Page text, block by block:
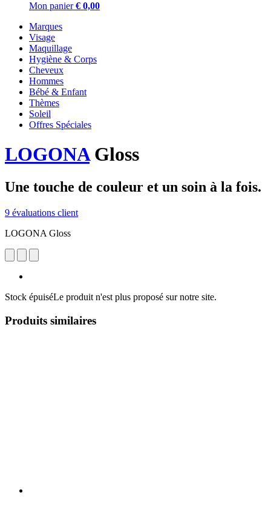
Mon panier € 0,00
Marques
Visage
Maquillage
Hygiène & Corps
Cheveux
Hommes
Bébé & Enfant
Thèmes
Soleil
Offres Spéciales
LOGONAGloss
Une touche de couleur et un soin à la fois.
9 évaluations client
LOGONA Gloss
Stock épuiséLe produit n'est plus proposé sur notre site.
Produits similaires